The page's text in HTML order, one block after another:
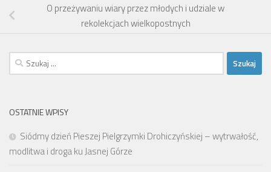
O przeżywaniu wiary przez młodych i udziale w
rekolekcjach wielkopostnych
Szukaj:
OSTATNIE WPISY
Siódmy dzień Pieszej Pielgrzymki Drohiczyńskiej – wytrwałość,
modlitwa i droga ku Jasnej Górze